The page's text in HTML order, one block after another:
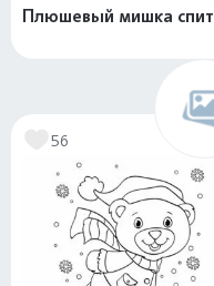
Плюшевый мишка спит
56